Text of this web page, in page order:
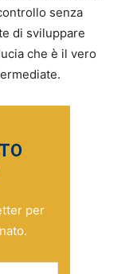
senza
di sviluppare
che è il vero
per